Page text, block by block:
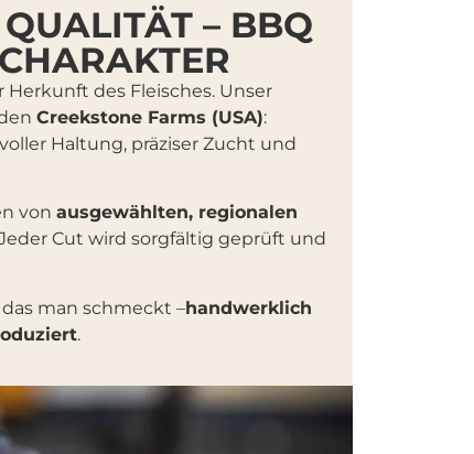
– BBQ
des Fleisches. Unser
Creekstone Farms (USA):
Haltung, präziser Zucht und
von ausgewählten, regionalen
Cut wird sorgfältig geprüft und
das man schmeckt –handwerklich
.